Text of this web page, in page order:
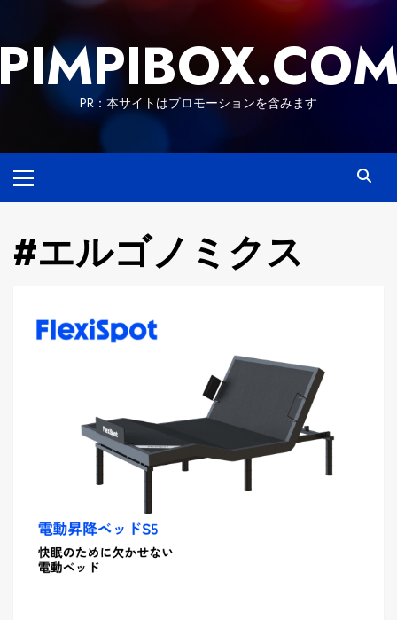
content
PR：本サイトはプロモーションを含みます
Menu
#エルゴノミクス